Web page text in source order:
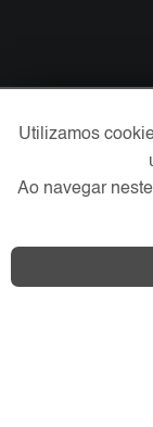
Utilizamos
Ao navegar